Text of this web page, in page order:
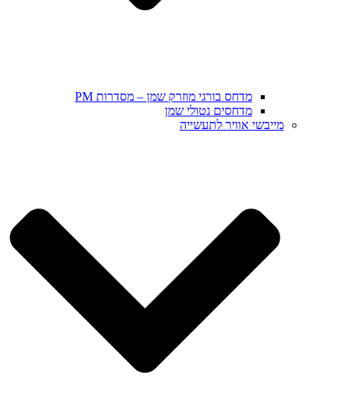
מדחס בורגי מוזרק שמן – מסדרות PM
מדחסים נטולי שמן
מייבשי אוויר לתעשייה